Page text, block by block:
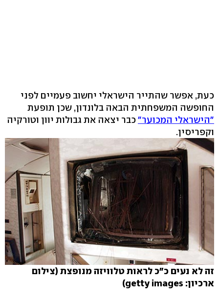
כעת, אפשר שהתייר הישראלי יחשוב פעמיים לפני
החופשה המשפחתית הבאה בלונדון, שכן תופעת
"הישראלי המכוער"כבר יצאה את גבולות יוון וטורקיה
וקפריסין.
זה לא נעים כ"כ לראות טלוויזה מנופצת (צילום
ארכיון: getty images)